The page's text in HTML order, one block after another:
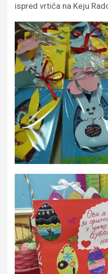
ispred vrtića na Keju